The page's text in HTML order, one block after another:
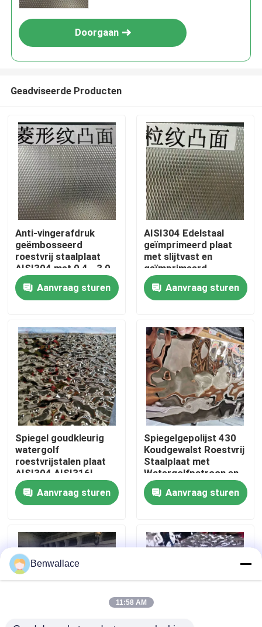
Huis
Video's
Over ons
fabriekstour
Kwaliteitscontrole
Nieuws
Gevallen
Doorgaan
Geadviseerde Producten
Anti-vingerafdruk
geëmbosseerd
roestvrij staalplaat
AISI304 met 0,4 - 3,0
mm dikte voor
architecturale
toepassingen
Aanvraag sturen
AISI304 Edelstaal
geïmprimeerd plaat
met slijtvast en
geïmprimeerd
oppervlak voor
decoratieve
toepassingen
Aanvraag sturen
Spiegel goudkleurig
watergolf
roestvrijstalen plaat
AISI304 AISI316L
voor plafonddecoratie
Aanvraag sturen
Spiegelgepolijst 430
Koudgewalst Roestvrij
Staalplaat met
Watergolfpatroon en
PVD-kleur
Aanvraag sturen
Benwallace
11:58 AM